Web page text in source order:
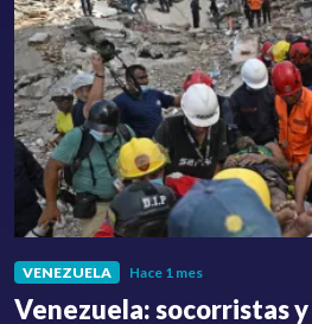
VENEZUELA Hace 1 mes
Venezuela: socorristas